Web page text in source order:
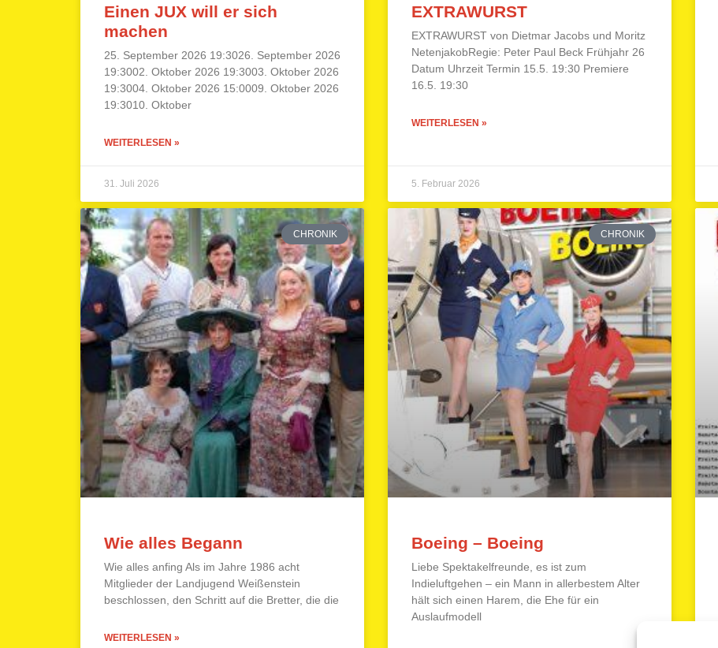
Einen JUX will er sich
machen
25. September 2026 19:3026. September 2026
19:3002. Oktober 2026 19:3003. Oktober 2026
19:3004. Oktober 2026 15:0009. Oktober 2026
19:3010. Oktober
WEITERLESEN »
31. Juli 2026
EXTRAWURST
EXTRAWURST von Dietmar Jacobs und Moritz
NetenjakobRegie: Peter Paul Beck Frühjahr 26
Datum Uhrzeit Termin 15.5. 19:30 Premiere
16.5. 19:30
WEITERLESEN »
5. Februar 2026
CHRONIK
Wie alles Begann
Wie alles anfing Als im Jahre 1986 acht
Mitglieder der Landjugend Weißenstein
beschlossen, den Schritt auf die Bretter, die die
WEITERLESEN »
CHRONIK
Boeing – Boeing
Liebe Spektakelfreunde, es ist zum
Indieluftgehen – ein Mann in allerbestem Alter
hält sich einen Harem, die Ehe für ein
Auslaufmodell